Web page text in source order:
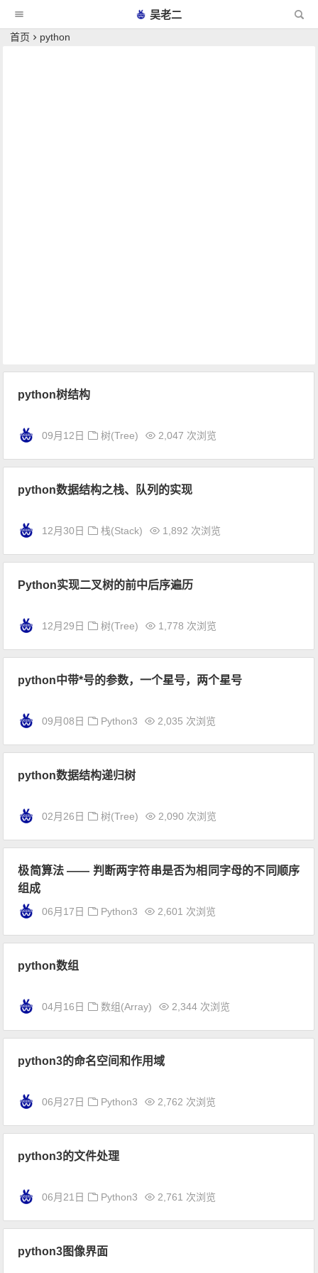
吴老二
首页 python
python树结构
09月12日 树(Tree) 2,047 次浏览
python数据结构之栈、队列的实现
12月30日 栈(Stack) 1,892 次浏览
Python实现二叉树的前中后序遍历
12月29日 树(Tree) 1,778 次浏览
python中带*号的参数，一个星号，两个星号
09月08日 Python3 2,035 次浏览
python数据结构递归树
02月26日 树(Tree) 2,090 次浏览
极简算法 —— 判断两字符串是否为相同字母的不同顺序
组成
06月17日 Python3 2,601 次浏览
python数组
04月16日 数组(Array) 2,344 次浏览
python3的命名空间和作用域
06月27日 Python3 2,762 次浏览
python3的文件处理
06月21日 Python3 2,761 次浏览
python3图像界面